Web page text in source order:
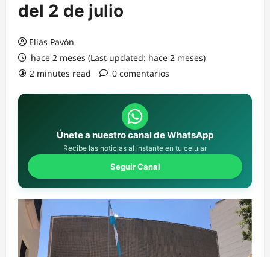
del 2 de julio
Elias Pavón
hace 2 meses (Last updated: hace 2 meses)
2 minutes read
0 comentarios
Únete a nuestro canal de WhatsApp
Recibe las noticias al instante en tu celular
Seguir Canal